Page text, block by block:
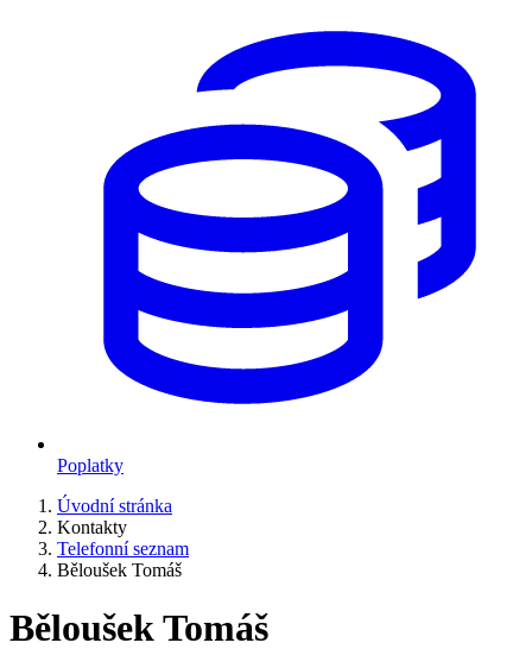
Poplatky
Úvodní stránka
Kontakty
Telefonní seznam
Běloušek Tomáš
Běloušek Tomáš